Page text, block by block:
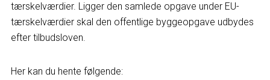
tærskelværdier. Ligger den samlede opgave under EU-
tærskelværdier skal den offentlige byggeopgave udbydes
efter tilbudsloven.
Her kan du hente følgende: